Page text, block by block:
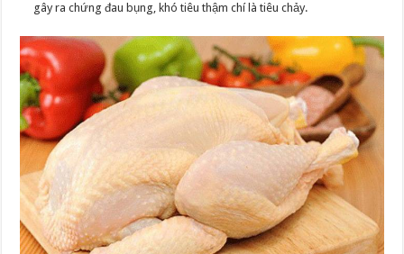
gây ra chứng đau bụng, khó tiêu thậm chí là tiêu chảy.